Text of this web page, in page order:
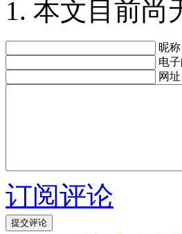
本文目前尚
昵
电
网址
订阅评论